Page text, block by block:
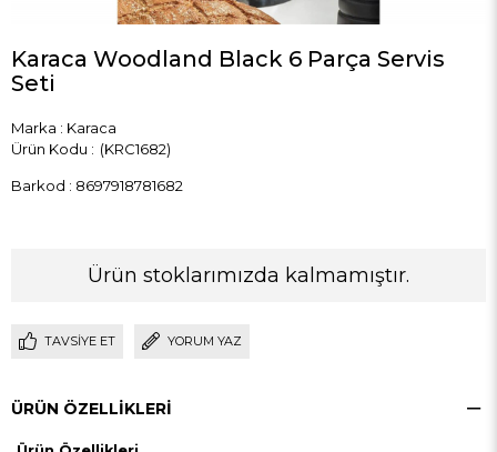
Karaca Woodland Black 6 Parça Servis
Seti
Marka : Karaca
(KRC1682)
Barkod : 8697918781682
Ürün stoklarımızda kalmamıştır.
TAVSIYE ET YORUM YAZ
ÜRÜN ÖZELLIKLERI